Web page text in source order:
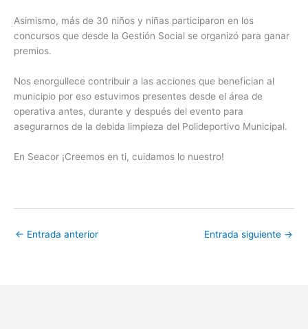
Asimismo, más de 30 niños y niñas participaron en los
concursos que desde la Gestión Social se organizó para ganar
premios.
Nos enorgullece contribuir a las acciones que benefician al
municipio por eso estuvimos presentes desde el área de
operativa antes, durante y después del evento para
asegurarnos de la debida limpieza del Polideportivo Municipal.
En Seacor ¡Creemos en ti, cuidamos lo nuestro!
← Entrada anterior Entrada siguiente →